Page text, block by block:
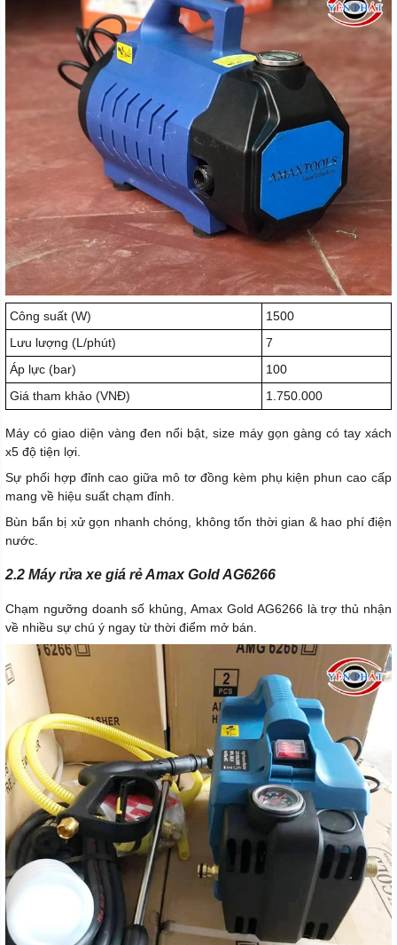
Công suất (W)
1500
Lưu lượng (L/phút)
7
Áp lực (bar)
100
Giá tham khảo (VNĐ)
1.750.000
Máy có giao diện vàng đen nổi bật, size máy gọn gàng có tay xách
x5 độ tiện lợi.
Sự phối hợp đỉnh cao giữa mô tơ đồng kèm phụ kiện phun cao cấp
mang về hiệu suất chạm đỉnh.
Bùn bẩn bị xử gọn nhanh chóng, không tốn thời gian & hao phí điện
nước.
2.2 Máy rửa xe giá rẻ Amax Gold AG6266
Chạm ngưỡng doanh số khủng, Amax Gold AG6266 là trợ thủ nhận
về nhiều sự chú ý ngay từ thời điểm mở bán.